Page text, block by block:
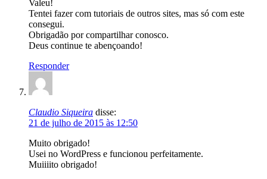
Valeu!
Tentei fazer com tutoriais de outros sites, mas só com este
consegui.
Obrigadão por compartilhar conosco.
Deus continue te abençoando!
Responder
Claudio Siqueira disse:
21 de julho de 2015 às 12:50
Muito obrigado!
Usei no WordPress e funcionou perfeitamente.
Muiiiito obrigado!